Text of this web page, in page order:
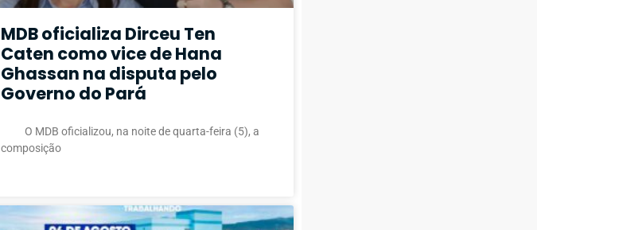
MDB oficializa Dirceu Ten
Caten como vice de Hana
Ghassan na disputa pelo
Governo do Pará
O MDB oficializou, na noite de quarta-feira (5), a
composição